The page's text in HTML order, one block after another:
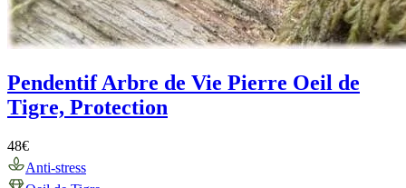
Pendentif Arbre de Vie Pierre Oeil de
Tigre, Protection
48€
Anti-stress